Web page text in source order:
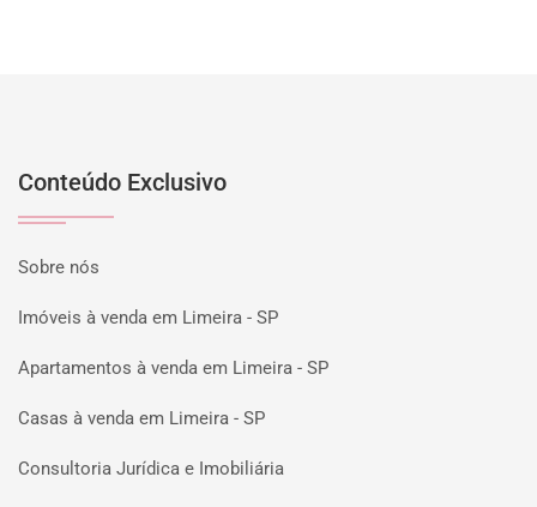
Conteúdo Exclusivo
Sobre nós
Imóveis à venda em Limeira - SP
Apartamentos à venda em Limeira - SP
Casas à venda em Limeira - SP
Consultoria Jurídica e Imobiliária